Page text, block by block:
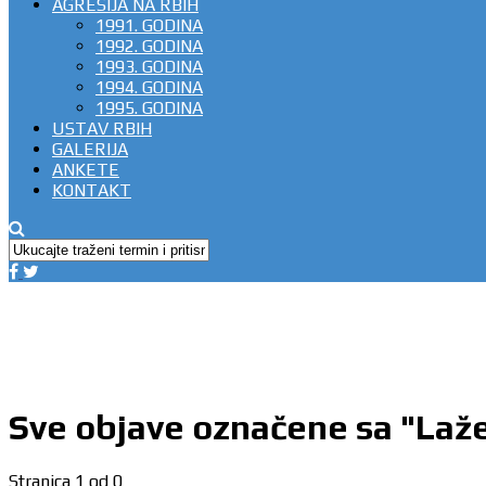
AGRESIJA NA RBIH
1991. GODINA
1992. GODINA
1993. GODINA
1994. GODINA
1995. GODINA
USTAV RBIH
GALERIJA
ANKETE
KONTAKT
Sve objave označene sa
Stranica 1 od 0